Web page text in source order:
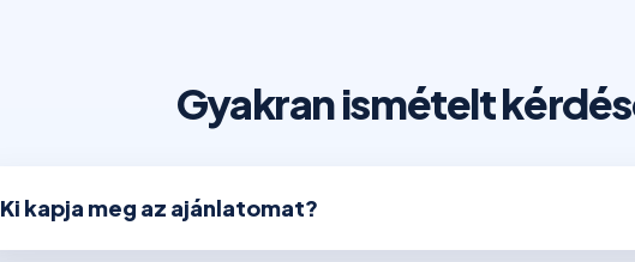
Gyakran ismételt
Ki kapja meg az ajánlatomat?